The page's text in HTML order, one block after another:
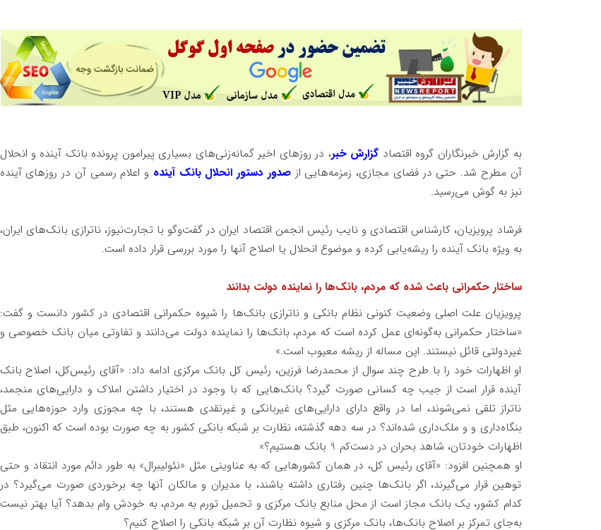
به گزارش خبرنگاران گروه اقتصاد گزارش خبر، در روزهای اخیر گمانه‌زنی‌های بسیاری پیرامون پرونده بانک آینده و انحلال
آن مطرح شد. حتی در فضای مجازی، زمزمه‌هایی ازصدور دستور انحلال بانک آینده و اعلام رسمی آن در روزهای آینده
نیز به گوش می‌رسید.
فرشاد پرویزیان، کارشناس اقتصادی و نایب رئیس انجمن اقتصاد ایران در گفت‌وگو با تجارت‌نیوز، ناترازی بانک‌های ایران،
به ویژه بانک آینده را ریشه‌یابی کرده و موضوع انحلال یا اصلاح آنها را مورد بررسی قرار داده است.
ساختار حکمرانی باعث شده که مردم، بانک‌ها را نماینده دولت بدانند
پرویزیان علت اصلی وضعیت کنونی نظام بانکی و ناترازی بانک‌ها را شیوه حکمرانی اقتصادی در کشور دانست و گفت:
«ساختار حکمرانی به‌گونه‌ای عمل کرده است که مردم، بانک‌ها را نماینده دولت می‌دانند و تفاوتی میان بانک خصوصی و
غیردولتی قائل نیستند. این مساله از ریشه معیوب است.»
او اظهارات خود را با طرح چند سوال از محمدرضا فرزین، رئیس کل بانک مرکزی ادامه داد: «آقای رئیس‌کل، اصلاح بانک
آینده قرار است از جیب چه کسانی صورت گیرد؟ بانک‌هایی که با وجود در اختیار داشتن املاک و دارایی‌های منجمد،
ناتراز تلقی نمی‌شوند، اما در واقع دارای دارایی‌های غیربانکی و غیرنقدی هستند، با چه مجوزی وارد حوزه‌هایی مثل
بنگاه‌داری و و ملک‌داری شده‌اند؟ در سه دهه گذشته، نظارت بر شبکه بانکی کشور به چه صورت بوده است که اکنون، طبق
اظهارات خودتان، شاهد بحران در دست‌کم 9 بانک هستیم؟»
او همچنین افزود: «آقای رئیس کل، در همان کشورهایی که به عناوینی مثل «نئولیبرال» به طور دائم مورد انتقاد و حتی
توهین قرار می‌گیرند، اگر بانک‌ها چنین رفتاری داشته باشند، با مدیران و مالکان آنها چه برخوردی صورت می‌گیرد؟ در
کدام کشور، یک بانک مجاز است از محل منابع بانک مرکزی و تحمیل تورم به مردم، به خودش وام بدهد؟ آیا بهتر نیست
به‌جای تمرکز بر اصلاح بانک‌ها، بانک مرکزی و شیوه نظارت آن بر شبکه بانکی را اصلاح کنیم؟